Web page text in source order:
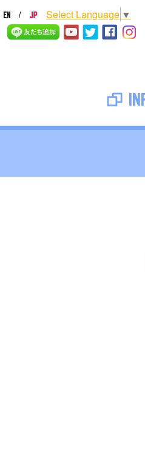
Select Language ▼